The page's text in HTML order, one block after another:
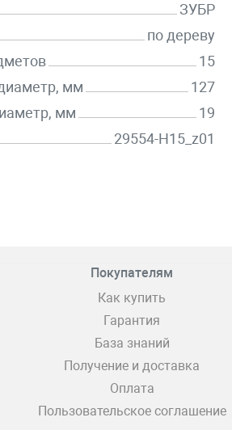
ЗУБР
по дереву
15
мм
127
мм
19
29554-H15_z01
Покупателям
Как купить
Гарантия
База знаний
Получение и доставка
Оплата
Пользовательское соглашение